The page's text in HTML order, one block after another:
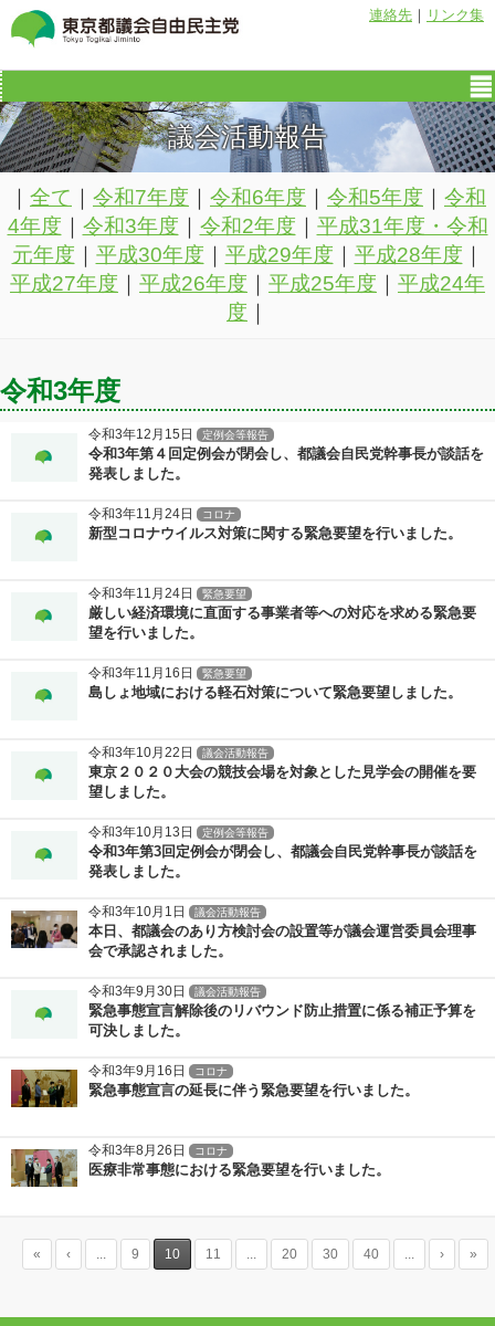
連絡先 ｜ リンク集
議会活動報告
全て 令和7年度 令和6年度 令和5年度
令和
4年度
令和3年度 令和2年度
平成31年度・令和
元年度
平成30年度 平成29年度 平成28年度
平成27年度
平成26年度 平成25年度
平成24年
度
令和3年度
令和3年12月15日 定例会等報告
令和3年第４回定例会が閉会し、都議会自民党幹事長が談話を
発表しました。
令和3年11月24日 コロナ
新型コロナウイルス対策に関する緊急要望を行いました。
令和3年11月24日 緊急要望
厳しい経済環境に直面する事業者等への対応を求める緊急要
望を行いました。
令和3年11月16日 緊急要望
島しょ地域における軽石対策について緊急要望しました。
令和3年10月22日 議会活動報告
東京２０２０大会の競技会場を対象とした見学会の開催を要
望しました。
令和3年10月13日 定例会等報告
令和3年第3回定例会が閉会し、都議会自民党幹事長が談話を
発表しました。
令和3年10月1日 議会活動報告
本日、都議会のあり方検討会の設置等が議会運営委員会理事
会で承認されました。
令和3年9月30日 議会活動報告
緊急事態宣言解除後のリバウンド防止措置に係る補正予算を
可決しました。
令和3年9月16日 コロナ
緊急事態宣言の延長に伴う緊急要望を行いました。
令和3年8月26日 コロナ
医療非常事態における緊急要望を行いました。
« ‹ ... 9 10 11 ... 20 30 40 ... › »